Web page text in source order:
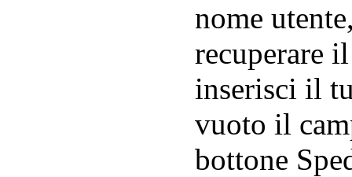
nome
recuperare
inserisci il
vuoto il
bottone